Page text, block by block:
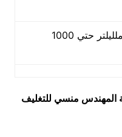
تعبئة من 50 ملليلتر حتي 1000
المهندس منسي للتغليف